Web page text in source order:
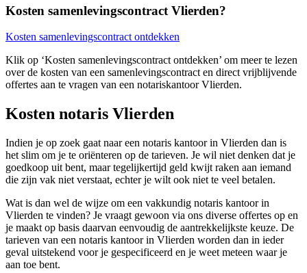
Kosten samenlevingscontract Vlierden?
Kosten samenlevingscontract ontdekken
Klik op ‘Kosten samenlevingscontract ontdekken’ om meer te lezen
over de kosten van een samenlevingscontract en direct vrijblijvende
offertes aan te vragen van een notariskantoor Vlierden.
Kosten notaris Vlierden
Indien je op zoek gaat naar een notaris kantoor in Vlierden dan is
het slim om je te oriënteren op de tarieven. Je wil niet denken dat je
goedkoop uit bent, maar tegelijkertijd geld kwijt raken aan iemand
die zijn vak niet verstaat, echter je wilt ook niet te veel betalen.
Wat is dan wel de wijze om een vakkundig notaris kantoor in
Vlierden te vinden? Je vraagt gewoon via ons diverse offertes op en
je maakt op basis daarvan eenvoudig de aantrekkelijkste keuze. De
tarieven van een notaris kantoor in Vlierden worden dan in ieder
geval uitstekend voor je gespecificeerd en je weet meteen waar je
aan toe bent.